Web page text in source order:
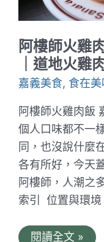
嘉
智
選
飯
店
獨
家
全
雞
組
開
箱
阿樓師火雞
｜道地火雞
嘉義美食, 食在美
阿樓師火雞肉飯
個人口味都不一
同，也沒說什麼
各有所好，今天
阿樓師，人潮之
索引 位置與環境
阿
閱讀全文 »